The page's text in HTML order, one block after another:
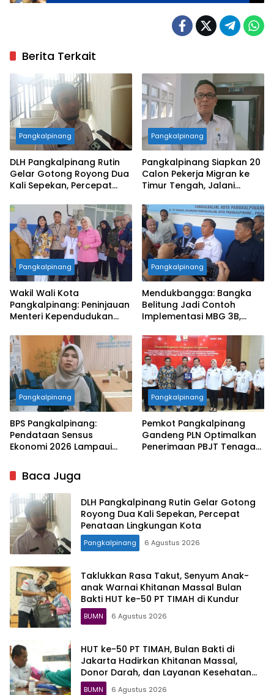
Berita Terkait
Pangkalpinang
DLH Pangkalpinang Rutin
Gelar Gotong Royong Dua
Kali Sepekan, Percepat
Pangkalpinang
Pangkalpinang Siapkan 20
Calon Pekerja Migran ke
Timur Tengah, Jalani
Pangkalpinang
Wakil Wali Kota
Pangkalpinang: Peninjauan
Menteri Kependudukan
Standar Layanan MBG
Pangkalpinang
Mendukbangga: Bangka
Belitung Jadi Contoh
Implementasi MBG 3B,
Balita Terlayani
Pangkalpinang
BPS Pangkalpinang:
Pendataan Sensus
Ekonomi 2026 Lampaui
85 Persen
Pangkalpinang
Pemkot Pangkalpinang
Gandeng PLN Optimalkan
Penerimaan PBJT Tenaga
Baca Juga
DLH Pangkalpinang Rutin Gelar Gotong
Royong Dua Kali Sepekan, Percepat
Penataan Lingkungan Kota
Pangkalpinang 6 Agustus 2026
Taklukkan Rasa Takut, Senyum Anak-
anak Warnai Khitanan Massal Bulan
Bakti HUT ke-50 PT TIMAH di Kundur
BUMN 6 Agustus 2026
HUT ke-50 PT TIMAH, Bulan Bakti di
Jakarta Hadirkan Khitanan Massal,
Donor Darah, dan Layanan Kesehatan
Gratis
BUMN 6 Agustus 2026